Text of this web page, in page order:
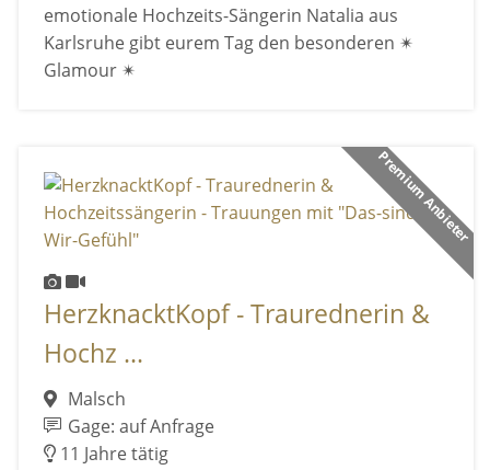
emotionale Hochzeits-Sängerin Natalia aus
Karlsruhe gibt eurem Tag den besonderen ✴
Glamour ✴
Premium Anbieter
HerzknacktKopf - Traurednerin &
Hochz ...
Malsch
Gage: auf Anfrage
11 Jahre tätig